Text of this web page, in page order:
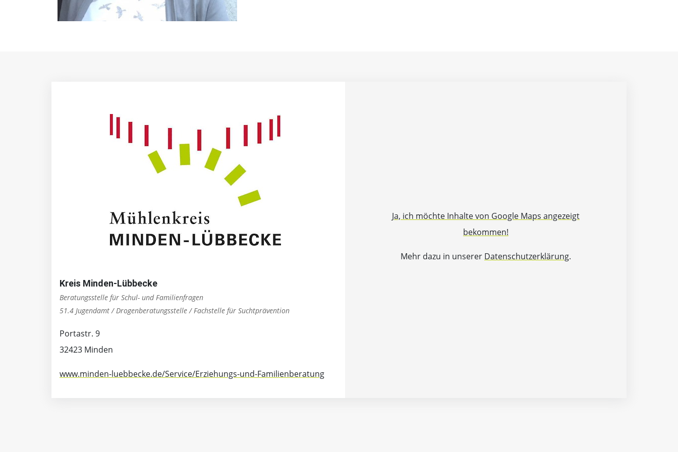
Kreis Minden-Lübbecke
Beratungsstelle für Schul- und Familienfragen
51.4 Jugendamt / Drogenberatungsstelle / Fachstelle für Suchtprävention
Portastr. 9
32423 Minden
www.minden-luebbecke.de/Service/Erziehungs-und-Familienberatung
Ja, ich möchte Inhalte von Google Maps angezeigt
bekommen!
Mehr dazu in unserer Datenschutzerklärung.